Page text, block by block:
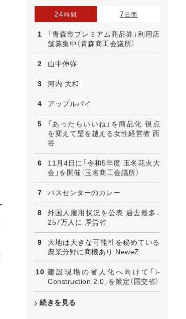
24時間 7 日間
「青森市プレミアム商品券」利用店
舗募集中（青森商工会議所）
山中伸弥
河内 大和
アップルパイ
「あったらいいね」を商品化 視点
を変えて壁を越える女性経営者 西
谷
11月4日に「令和5年度 玉名花火大
会」を開催（玉名商工会議所）
バスセンターのカレー
外国人雇用状況を公表 過去最多、
257万人に 厚労省
大地は大きな可能性を秘めている
農業分野に商機あり NeweZ
建設現場の省人化へ向けて「i-
Construction 2.0」を策定（国交省）
続きを見る